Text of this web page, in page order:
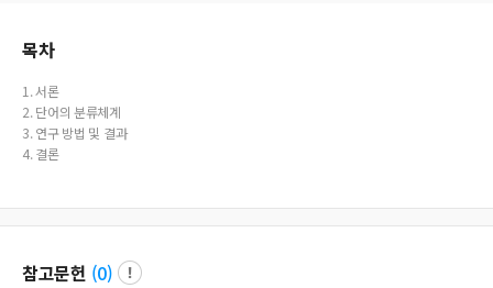
목차
1. 서론
2. 단어의 분류체계
3. 연구 방법 및 결과
4. 결론
참고문헌 (0)